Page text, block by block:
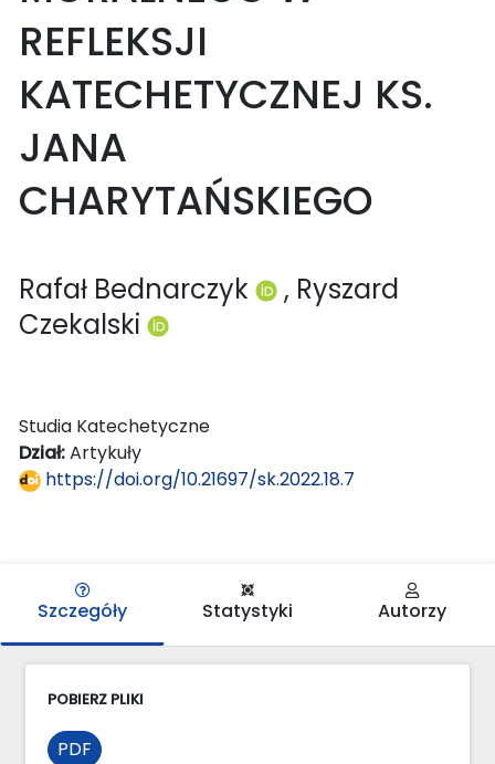
REFLEKSJI
KATECHETYCZNEJ KS.
JANA
CHARYTAŃSKIEGO
Rafał Bednarczyk
, Ryszard
Czekalski
Studia Katechetyczne
Dział:Artykuły
https://doi.org/10.21697/sk.2022.18.7
Szczegóły Statystyki Autorzy
POBIERZ PLIKI
PDF